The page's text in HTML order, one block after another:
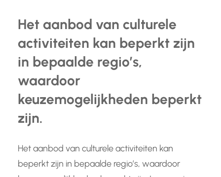
Het aanbod van culturele
activiteiten kan beperkt zijn
in bepaalde regio’s,
waardoor
keuzemogelijkheden beperkt
zijn.
Het aanbod van culturele activiteiten kan
beperkt zijn in bepaalde regio’s, waardoor